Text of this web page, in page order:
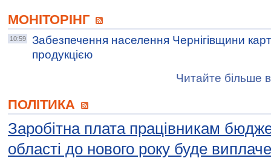
МОНІТОРІНГ
10:59
Забезпечення населення Чернігівщини
продукцією
Читайте більше
ПОЛІТИКА
Заробітна плата працівникам
області до нового року буде